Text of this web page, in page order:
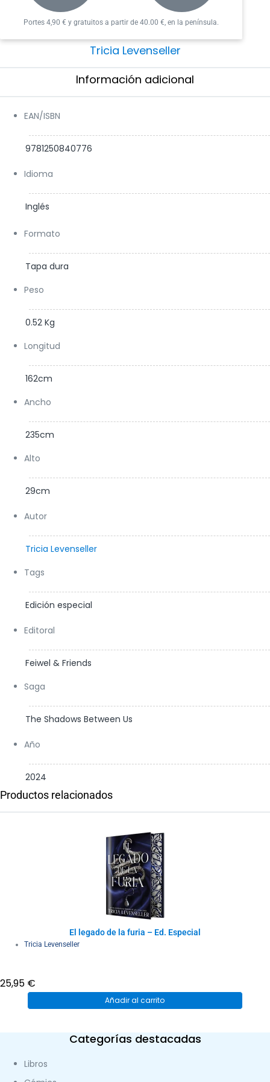
Follow us on X:
@GigameshEng
Portes 4,90 € y gratuitos a partir de 40.00 €, en la península.
Tricia Levenseller
Información adicional​
EAN/ISBN
9781250840776
Idioma
Inglés
Formato
Tapa dura
Peso
0.52 Kg
Longitud
162cm
Ancho
235cm
Alto
29cm
Autor
Tricia Levenseller
Tags
Edición especial
Editoral
Feiwel & Friends
Saga
The Shadows Between Us
Año
2024
Productos relacionados
El legado de la furia – Ed. Especial
Tricia Levenseller
25,95 €
Añadir al carrito
Categorías destacadas
Libros